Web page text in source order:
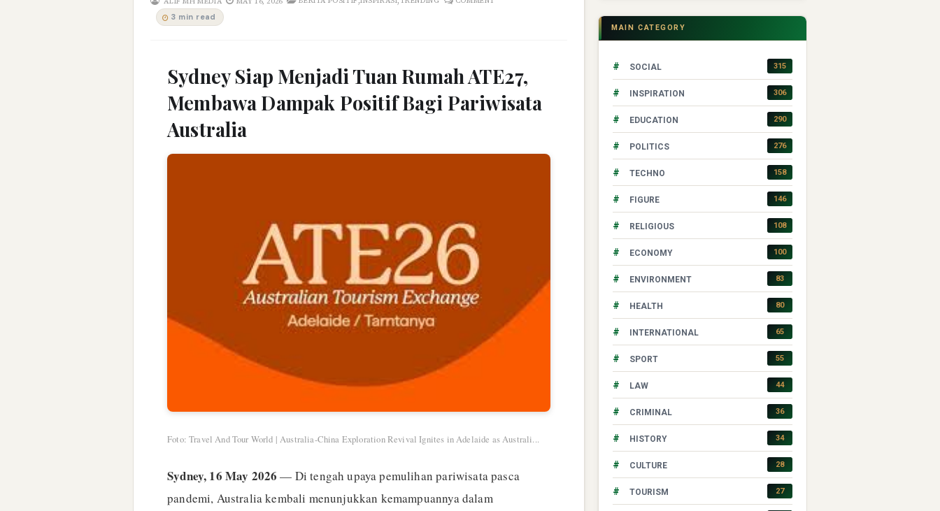
3 min read
Sydney Siap Menjadi Tuan Rumah ATE27,
Membawa Dampak Positif Bagi Pariwisata
Australia
Foto: Travel And Tour World | Australia-China Exploration Revival Ignites in Adelaide as Australi...
Sydney, 16 May 2026 — Di tengah upaya pemulihan pariwisata pasca
pandemi, Australia kembali menunjukkan kemampuannya dalam
MAIN CATEGORY
# SOCIAL 315
# INSPIRATION 306
# EDUCATION 290
# POLITICS 276
# TECHNO 158
# FIGURE 146
# RELIGIOUS 108
# ECONOMY 100
# ENVIRONMENT 83
# HEALTH 80
# INTERNATIONAL 65
# SPORT 55
# LAW 44
# CRIMINAL 36
# HISTORY 34
# CULTURE 28
# TOURISM 27